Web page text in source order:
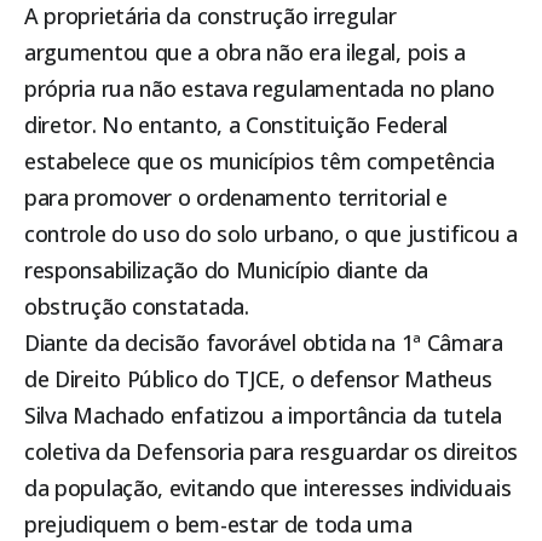
A proprietária da construção irregular
argumentou que a obra não era ilegal, pois a
própria rua não estava regulamentada no plano
diretor. No entanto, a Constituição Federal
estabelece que os municípios têm competência
para promover o ordenamento territorial e
controle do uso do solo urbano, o que justificou a
responsabilização do Município diante da
obstrução constatada.
Diante da decisão favorável obtida na 1ª Câmara
de Direito Público do TJCE, o defensor Matheus
Silva Machado enfatizou a importância da tutela
coletiva da Defensoria para resguardar os direitos
da população, evitando que interesses individuais
prejudiquem o bem-estar de toda uma